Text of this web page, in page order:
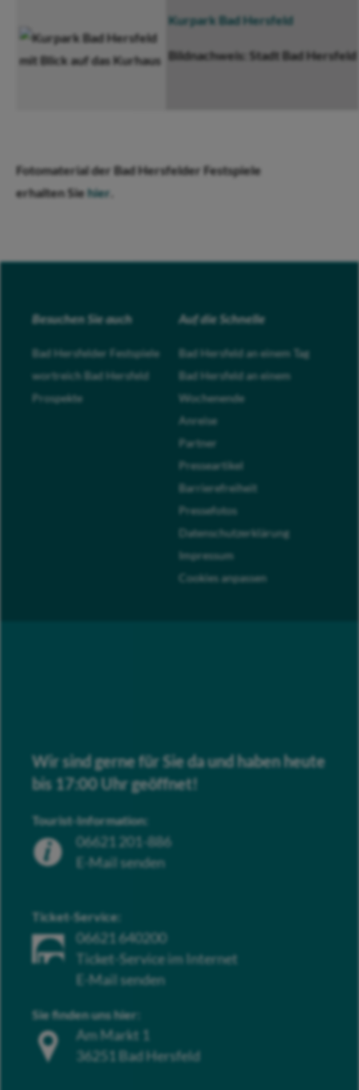
Kurpark Bad Hersfeld
Bildnachweis: Stadt Bad Hersfeld
Fotomaterial der Bad Hersfelder Festspiele
erhalten Siehier
Besuchen Sie auch
Bad Hersfelder Festspiele
wortreich Bad Hersfeld
Prospekte
Auf die Schnelle
Bad Hersfeld an einem Tag
Bad Hersfeld an einem
Wochenende
Anreise
Partner
Presseartikel
Barrierefreiheit
Pressefotos
Datenschutzerklärung
Impressum
Cookies anpassen
Wir sind gerne für Sie da und haben heute
bis 17:00 Uhr geöffnet!
Tourist-Information:
06621 201-886
E-Mail senden
Ticket-Service:
06621 640200
Ticket-Service im Internet
E-Mail senden
Sie finden uns hier:
Am Markt 1
36251 Bad Hersfeld